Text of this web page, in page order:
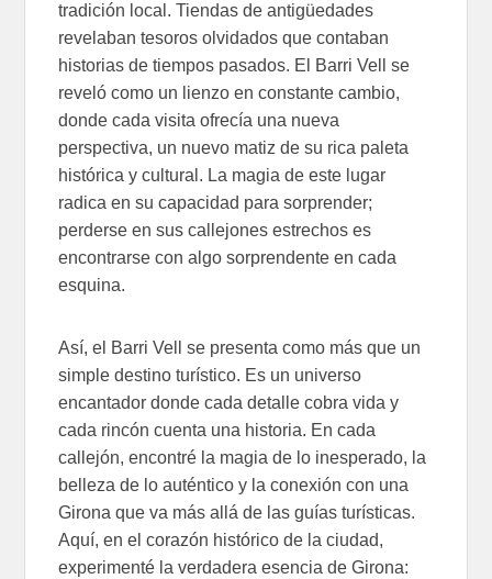
tradición local. Tiendas de antigüedades
revelaban tesoros olvidados que contaban
historias de tiempos pasados. El Barri Vell se
reveló como un lienzo en constante cambio,
donde cada visita ofrecía una nueva
perspectiva, un nuevo matiz de su rica paleta
histórica y cultural. La magia de este lugar
radica en su capacidad para sorprender;
perderse en sus callejones estrechos es
encontrarse con algo sorprendente en cada
esquina.
Así, el Barri Vell se presenta como más que un
simple destino turístico. Es un universo
encantador donde cada detalle cobra vida y
cada rincón cuenta una historia. En cada
callejón, encontré la magia de lo inesperado, la
belleza de lo auténtico y la conexión con una
Girona que va más allá de las guías turísticas.
Aquí, en el corazón histórico de la ciudad,
experimenté la verdadera esencia de Girona: